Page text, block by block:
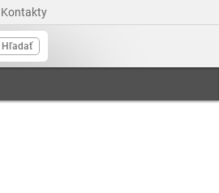
Kontakty
Hľadať